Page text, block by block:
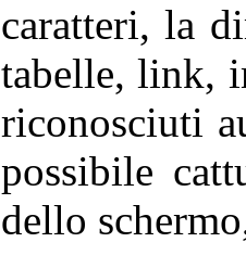
caratteri, la
tabelle, link,
riconosciuti
possibile
dello